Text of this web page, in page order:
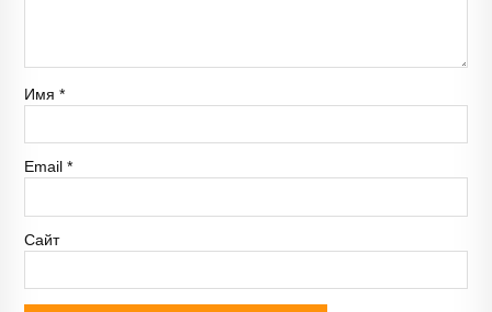
Имя *
Email *
Сайт